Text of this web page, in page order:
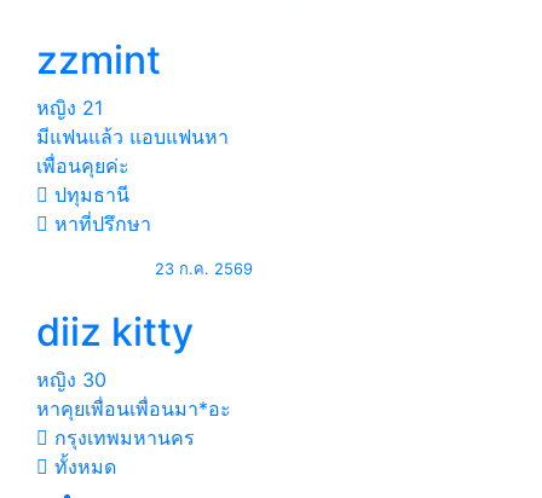
zzmint
หญิง 21
มีแฟนแล้ว แอบแฟนหา
เพื่อนคุยค่ะ
ปทุมธานี
หาที่ปรึกษา
23 ก.ค. 2569
diiz kitty
หญิง 30
หาคุย​เพื่อน​เพื่อน​มา*อะ
กรุงเทพมหานคร
ทั้งหมด